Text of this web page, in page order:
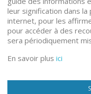
leur signification dans
internet, pour les
pour accéder à des
sera périodiquement
En savoir plus ici